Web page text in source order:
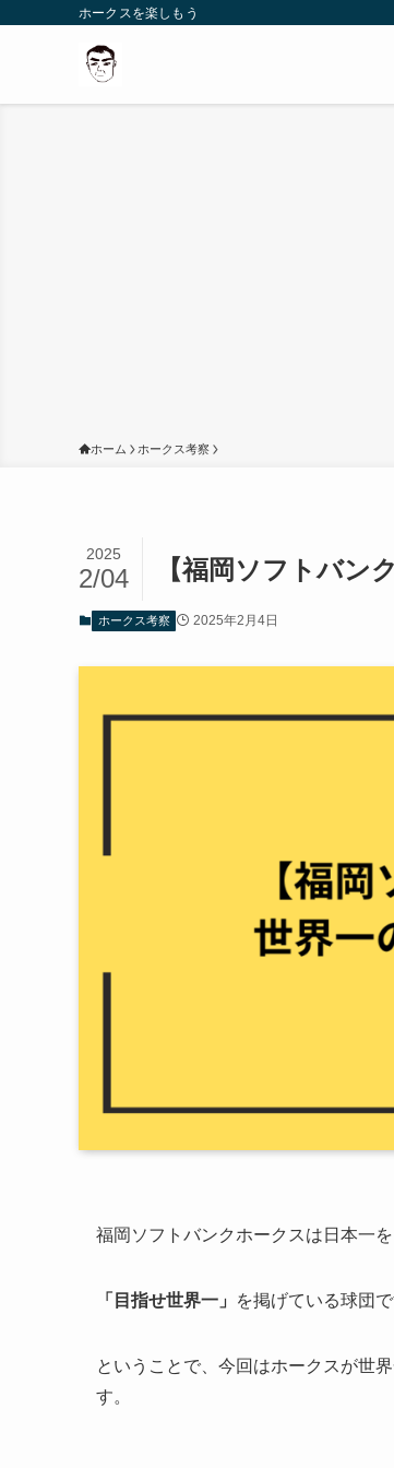
ホークスを楽しもう
ホーム ホークス考察
【福岡ソフトバン
2025
2/04
ホークス考察 2025年2月4日
福岡ソフトバンクホークスは日本一
「目指せ世界一」 を掲げている球団で
ということで、今回はホークスが世
す。